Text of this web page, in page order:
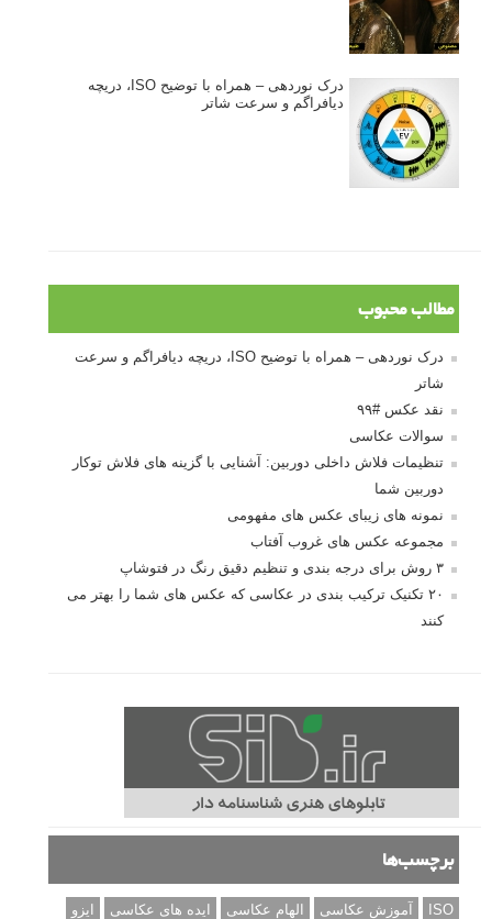
درک نوردهی – همراه با توضیح ISO، دریچه
دیافراگم و سرعت شاتر
مطالب محبوب
درک نوردهی – همراه با توضیح ISO، دریچه دیافراگم و سرعت
شاتر
نقد عکس #۹۹
سوالات عکاسی
تنظیمات فلاش داخلی دوربین: آشنایی با گزینه های فلاش توکار
دوربین شما
نمونه های زیبای عکس های مفهومی
مجموعه عکس های غروب آفتاب
۳ روش برای درجه بندی و تنظیم دقیق رنگ در فتوشاپ
۲۰ تکنیک ترکیب بندی در عکاسی که عکس های شما را بهتر می
کنند
برچسب‌ها
ISO آموزش عکاسی الهام عکاسی ایده های عکاسی
ایزو